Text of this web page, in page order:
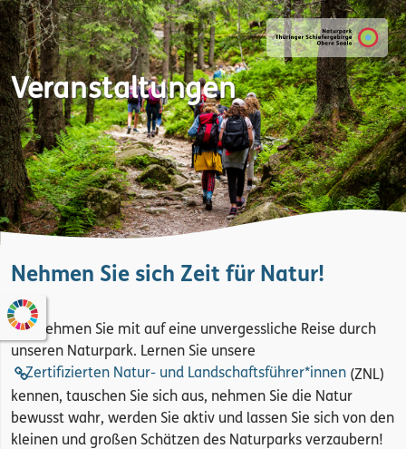
Veranstaltungen
Nehmen Sie sich Zeit für Natur!
Wir nehmen Sie mit auf eine unvergessliche Reise durch
unseren Naturpark. Lernen Sie unsere
Zertifizierten Natur- und Landschaftsführer*innen (ZNL)
kennen, tauschen Sie sich aus, nehmen Sie die Natur
bewusst wahr, werden Sie aktiv und lassen Sie sich von den
kleinen und großen Schätzen des Naturparks verzaubern!